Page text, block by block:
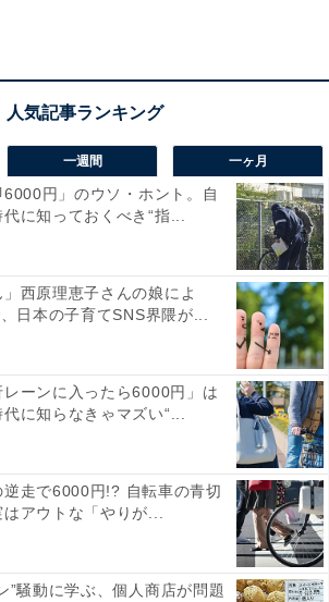
かなかった派」の理由としては、
しかったから（20代男性）」「大学の
ート提出期限の時期と重なっていた
」など、ちょうど忙しい時期にあた
られなかった人も。
会いたくなかったから（30代女性）」
だけだから（20代女性）」「行って得
ないため（30代女性）」などのほか、
ない（40代男性）」「他に用事があ
性）」「気づいたら終わっていた（40
ドライな声もありました。
一週間 一ヶ月
6000円」のウソ・ホント。自
に知っておくべき“指...
」西原理恵子さんの娘によ
日本の子育てSNS界隈が...
レーンに入ったら6000円」は
に知らなきゃマズい“...
逆走で6000円!? 自転車の青切
アウトな「やりが...
”騒動に学ぶ、個人商店が問題